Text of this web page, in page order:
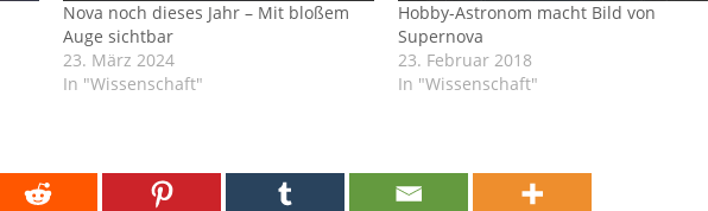
Nova noch dieses Jahr – Mit bloßem
Auge sichtbar
23. März 2024
In "Wissenschaft"
Hobby-Astronom macht Bild von
Supernova
23. Februar 2018
In "Wissenschaft"